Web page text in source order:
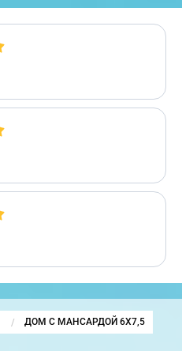
CURRENT:
ДОМ С МАНСАРДОЙ 6Х7,5